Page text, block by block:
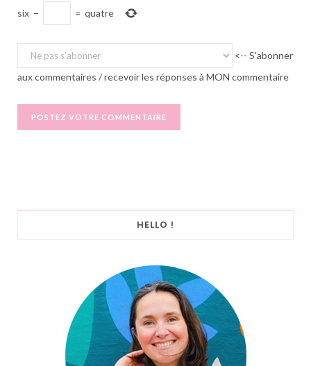
six − = quatre
<-- S'abonner
aux commentaires / recevoir les réponses à MON commentaire
HELLO !